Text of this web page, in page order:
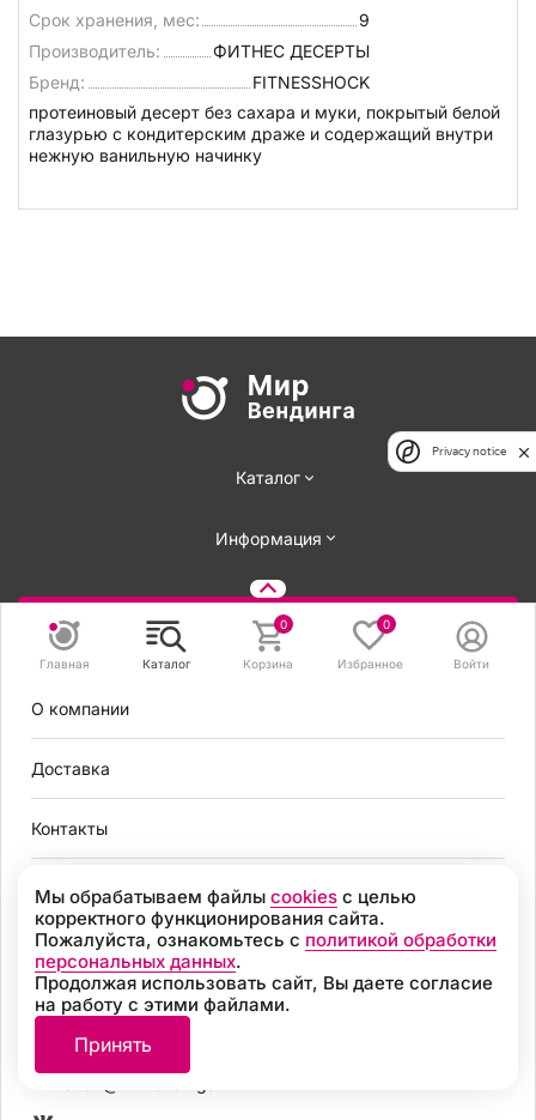
Главная Каталог
0
Корзина
0
Избранное Войти
О компании
Доставка
Контакты
Условия оплаты
Москва
8 495 131 56 78
8 800 301 56 78
Срок хранения, мес:
9
Производитель:
ФИТНЕС ДЕСЕРТЫ
Бренд:
FITNESSHOCK
протеиновый десерт без сахара и муки, покрытый белой
глазурью с кондитерским драже и содержащий внутри
нежную ванильную начинку
Мы обрабатываем файлы cookies с целью
корректного функционирования сайта.
Пожалуйста, ознакомьтесь с политикой обработки
персональных данных.
Продолжая использовать сайт, Вы даете согласие
на работу с этими файлами.
Принять
Каталог
Информация
Задать вопрос
Политика обработки персональных данных
Согласие на получение рекламных рассылок
Пользовательское соглашение
Политика обработки файлов cookie
Разработка
© 2026, «МИР ВЕНДИНГА» Все права защищены
Privacy notice